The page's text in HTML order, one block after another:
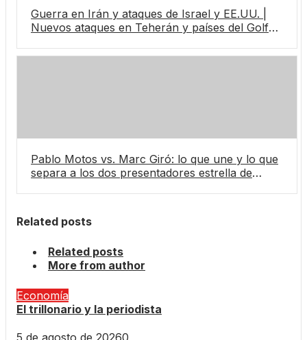
Guerra en Irán y ataques de Israel y EE.UU. |
Nuevos ataques en Teherán y países del Golfo,
Pablo Motos vs. Marc Giró: lo que une y lo que
separa a los dos presentadores estrella de
Related posts
Related posts
More from author
Economía
El trillonario y la periodista